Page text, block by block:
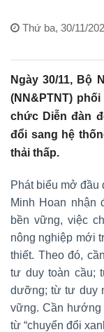
Thứ ba, 30/11/
Ngày 30/11, Bộ
(NN&PTNT)
chức Diễn đàn
đổi sang hệ
thải thấp.
Phát biểu mở
Minh Hoan nhận
bền vững, việc
nông nghiệp mới
thiết. Theo đó,
tư duy toàn cầu;
dưỡng; từ tư duy
vững. Cần hướng
từ “chuyển đổi